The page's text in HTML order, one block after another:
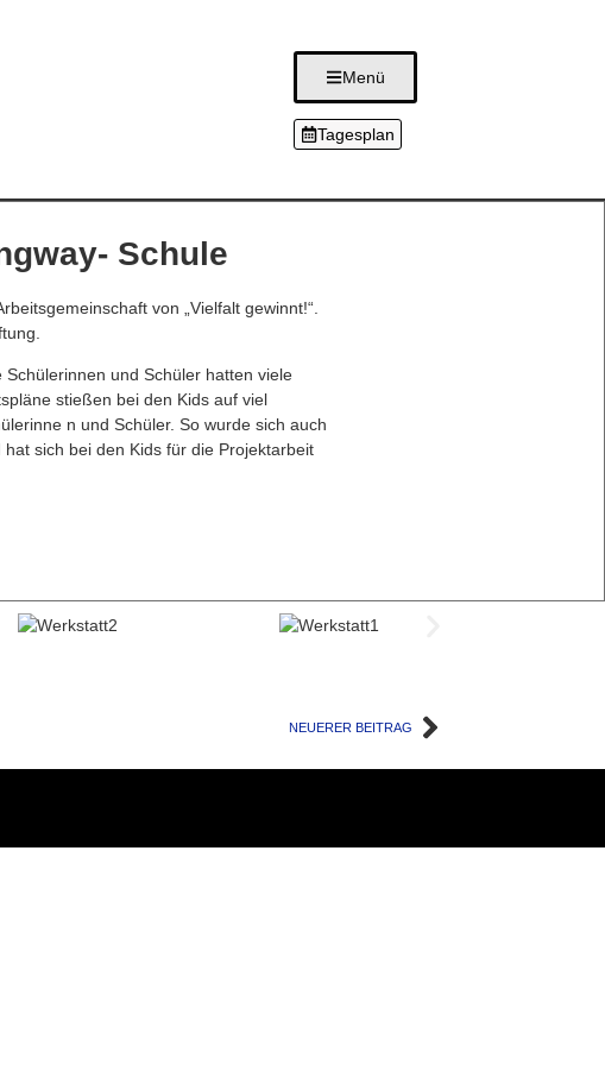
Menü
Tagesplan
Schule
von „Vielfalt gewinnt!“.
und Schüler hatten viele
stießen bei den Kids auf viel
n und Schüler. So wurde sich auch
sich bei den Kids für die Projektarbeit
NEUERER BEITRAG